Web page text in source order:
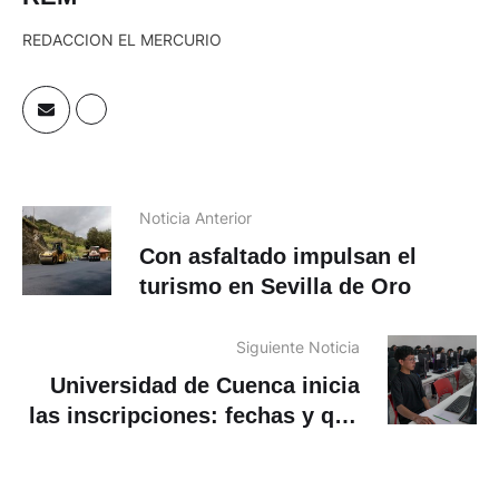
REDACCION EL MERCURIO
Noticia Anterior
Con asfaltado impulsan el
turismo en Sevilla de Oro
Siguiente Noticia
Universidad de Cuenca inicia
las inscripciones: fechas y qué